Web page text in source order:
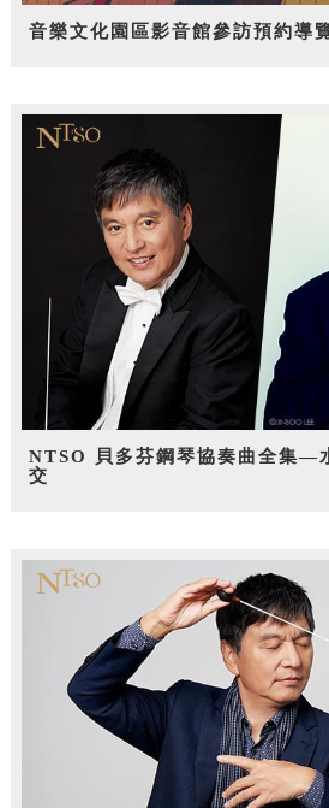
音樂文化園區影音館參訪預約導
NTSO 貝多芬鋼琴協奏曲全集—
交